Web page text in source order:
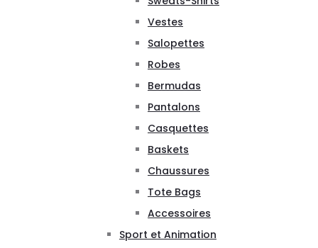
Vestes
Salopettes
Robes
Bermudas
Pantalons
Casquettes
Baskets
Chaussures
Tote Bags
Accessoires
Sport et Animation